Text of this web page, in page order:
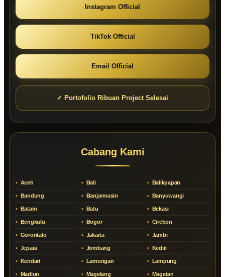
Instagram Official
TikTok Official
Email Official
✓ Portofolio Ribuan Project Selesai
Cabang Kami
Aceh Bali Balikpapan
Bandung Banjarmasin Banyuwangi
Batam Batu Bekasi
Bengkulu Bogor Cirebon
Gorontalo Jakarta Jambi
Jepara Jombang Kediri
Kendari Lamongan Lampung
Madiun Magelang Magetan